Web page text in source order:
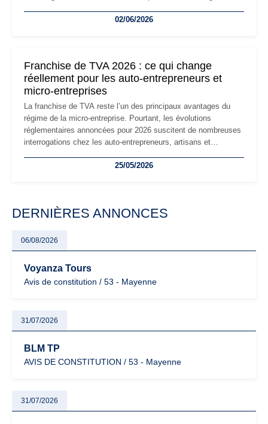
les auto-entrepreneurs devront s'adapter à un environnement
02/06/2026
Franchise de TVA 2026 : ce qui change
réellement pour les auto-entrepreneurs et
micro-entreprises
La franchise de TVA reste l’un des principaux avantages du
régime de la micro-entreprise. Pourtant, les évolutions
réglementaires annoncées pour 2026 suscitent de nombreuses
interrogations chez les auto-entrepreneurs, artisans et
facturation ou risque de bascule vers la TVA : les règles
25/05/2026
DERNIÈRES ANNONCES
06/08/2026
Voyanza Tours
Avis de constitution / 53 - Mayenne
31/07/2026
BLM TP
AVIS DE CONSTITUTION / 53 - Mayenne
31/07/2026